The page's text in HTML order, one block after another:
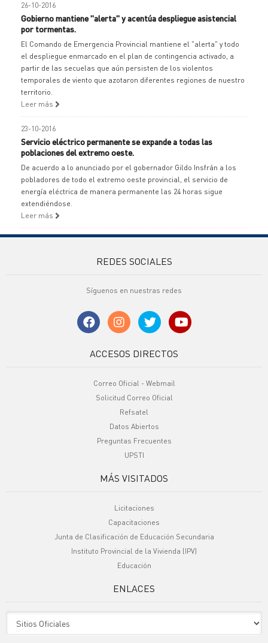
26-10-2016
Gobierno mantiene "alerta" y acentúa despliegue asistencial
por tormentas.
El Comando de Emergencia Provincial mantiene el "alerta" y todo
el despliegue enmarcado en el plan de contingencia activado, a
partir de las secuelas que aún persisten de los violentos
temporales de viento que azotaron diferentes regiones de nuestro
territorio.
Leer más
23-10-2016
Servicio eléctrico permanente se expande a todas las
poblaciones del extremo oeste.
De acuerdo a lo anunciado por el gobernador Gildo Insfrán a los
pobladores de todo el extremo oeste provincial, el servicio de
energía eléctrica de manera permanente las 24 horas sigue
extendiéndose.
Leer más
REDES SOCIALES
Síguenos en nuestras redes
ACCESOS DIRECTOS
Correo Oficial - Webmail
Solicitud Correo Oficial
Refsatel
Datos Abiertos
Preguntas Frecuentes
UPSTI
MÁS VISITADOS
Licitaciones
Capacitaciones
Junta de Clasificación de Educación Secundaria
Instituto Provincial de la Vivienda (IPV)
Educación
ENLACES